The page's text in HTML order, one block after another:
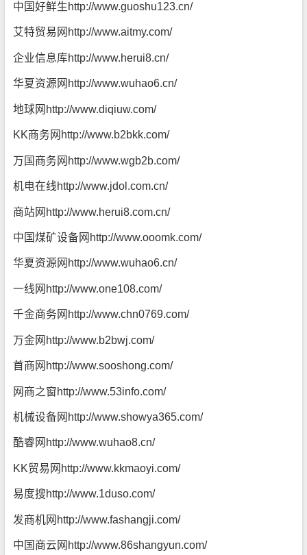
中国好鲜生http://www.guoshu123.cn/
艾特贸易网 http://www.aitmy.com/
企业信息库http://www.herui8.cn/
华夏资源网 http://www.wuhao6.cn/
地球网 http://www.diqiuw.com/
KK商务网 http://www.b2bkk.com/
万国商务网 http://www.wgb2b.com/
机电在线http://www.jdol.com.cn/
商站网 http://www.herui8.com.cn/
中国煤矿设备网 http://www.ooomk.com/
华夏资源网 http://www.wuhao6.cn/
一线网 http://www.one108.com/
千金商务网 http://www.chn0769.com/
万金网 http://www.b2bwj.com/
首商网 http://www.sooshong.com/
网商之窗http://www.53info.com/
机械设备网 http://www.showya365.com/
酷睿网 http://www.wuhao8.cn/
KK贸易网 http://www.kkmaoyi.com/
易度搜http://www.1duso.com/
发商机网 http://www.fashangji.com/
中国商云网 http://www.86shangyun.com/